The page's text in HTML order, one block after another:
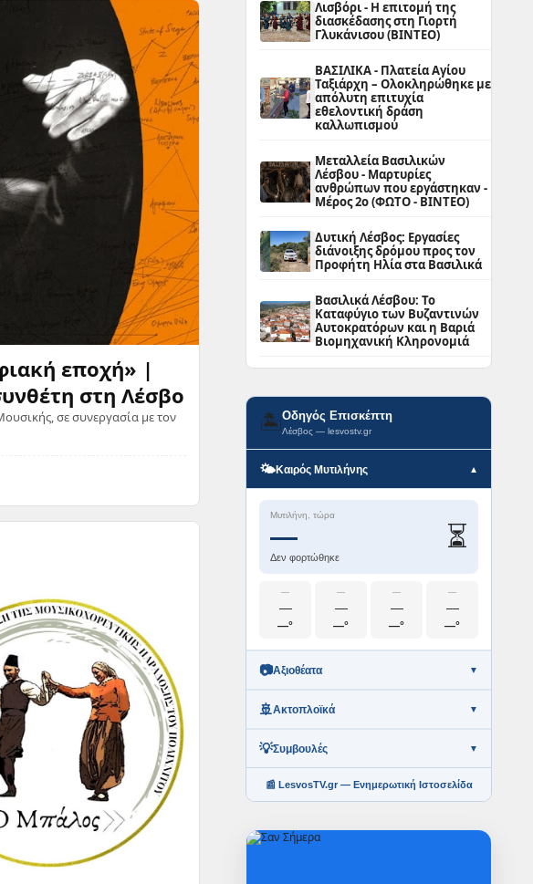
εποχή» |
στη Λέσβο
σε συνεργασία με τον
Λισβόρι - Η επιτομή της
διασκέδασης στη Γιορτή
Γλυκάνισου (ΒΙΝΤΕΟ)
ΒΑΣΙΛΙΚΑ - Πλατεία Αγίου
Ταξιάρχη – Ολοκληρώθηκε με
απόλυτη επιτυχία
εθελοντική δράση
καλλωπισμού
Μεταλλεία Βασιλικών
Λέσβου - Μαρτυρίες
ανθρώπων που εργάστηκαν -
Μέρος 2ο (ΦΩΤΟ - ΒΙΝΤΕΟ)
Δυτική Λέσβος: Εργασίες
διάνοιξης δρόμου προς τον
Προφήτη Ηλία στα Βασιλικά
Βασιλικά Λέσβου: Το
Καταφύγιο των Βυζαντινών
Αυτοκρατόρων και η Βαριά
Βιομηχανική Κληρονομιά
🏝️Οδηγός Επισκέπτη
Λέσβος — lesvostv.gr
🌤️Καιρός Μυτιλήνης ▼
Μυτιλήνη, τώρα
—
Δεν φορτώθηκε
⏳
—
—
—°
—
—
—°
—
—
—°
—
—
—°
📷Αξιοθέατα ▼
🚢Ακτοπλοϊκά ▼
💡Συμβουλές ▼
📰 LesvosTV.gr — Ενημερωτική Ιστοσελίδα